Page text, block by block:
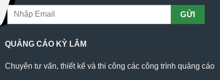
QUẢNG CÁO KỲ LÂM
Chuyên tư vấn, thiết kế và thi công các công trình quảng cáo